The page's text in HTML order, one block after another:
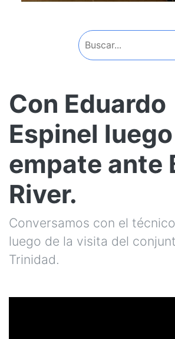
Con Eduardo
Espinel
empate ante
River.
Conversamos con el
luego de la visita del
Trinidad.